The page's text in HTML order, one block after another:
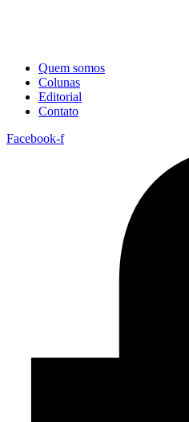
Quem somos
Colunas
Editorial
Contato
Facebook-f